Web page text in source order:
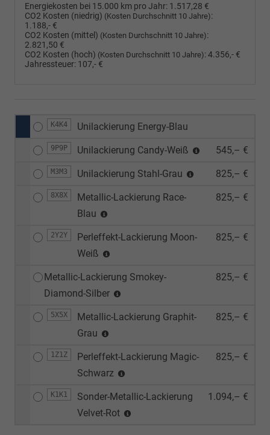
Energiekosten bei 15.000 km pro Jahr: 1.517,28 €
CO2 Kosten (niedrig) (Kosten Durchschnitt 10 Jahre):
1.188,- €
CO2 Kosten (mittel) (Kosten Durchschnitt 10 Jahre):
2.821,50 €
CO2 Kosten (hoch) (Kosten Durchschnitt 10 Jahre):4.356,- €
Jahressteuer: 107,- €
K4K4 Unilackierung Energy-Blau
9P9P Unilackierung Candy-Weiß 545,– €
M3M3 Unilackierung Stahl-Grau 825,– €
8X8X
Metallic-Lackierung Race-
Blau
825,– €
2Y2Y
Perleffekt-Lackierung Moon-
Weiß
825,– €
Metallic-Lackierung Smokey-
Diamond-Silber
825,– €
5X5X
Metallic-Lackierung Graphit-
Grau
825,– €
1Z1Z
Perleffekt-Lackierung Magic-
Schwarz
825,– €
K1K1
Sonder-Metallic-Lackierung
Velvet-Rot
1.094,– €